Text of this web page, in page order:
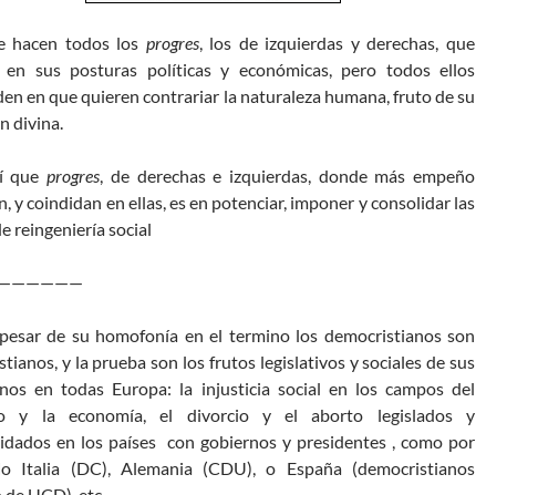
hacen todos los progres, los de izquierdas y derechas, que
en sus posturas políticas y económicas, pero todos ellos
en que quieren contrariar la naturaleza humana, fruto de su
divina.
queprogres, de derechas e izquierdas, donde más empeño
y coindidan en ellas, es en potenciar, imponer y consolidar las
reingeniería social
de su homofonía en el termino los democristianos son
y la prueba son los frutos legislativos y sociales de sus
en todas Europa: la injusticia social en los campos del
y la economía, el divorcio y el aborto legislados y
en los países con gobiernos y presidentes , como por
Italia (DC), Alemania (CDU), o España (democristianos